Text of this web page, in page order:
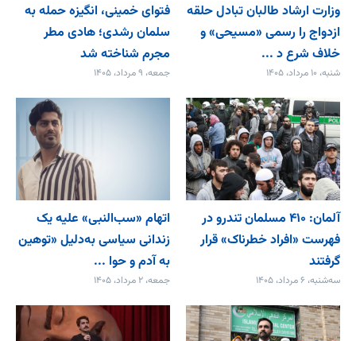
وزارت ارشاد طالبان تبادل حلقه
ازدواج را رسمی «مسیحی» و
خلاف شرع د ...
شنبه، ۱۰ مرداد، ۱۴۰۵
فتوای خمینی، انگیزه حمله به
سلمان رشدی؛ هادی مطر
مجرم شناخته شد
جمعه، ۹ مرداد، ۱۴۰۵
آلمان: ۴۱۰ مسلمان تندرو در
فهرست «افراد خطرناک» قرار
گرفتند
سه‌شنبه، ۶ مرداد، ۱۴۰۵
اتهام «سب‌النبی» علیه یک
زندانی سیاسی به‌دلیل «توهین
به آدم و حوا ...
جمعه، ۲ مرداد، ۱۴۰۵